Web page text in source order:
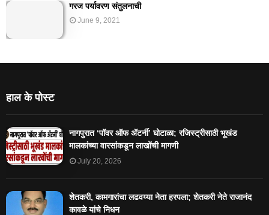
गरज पर्यावरण संतुलनाची
June 9, 2021
हाल के पोस्ट
नागपुरात ‘पॉवर ऑफ ॲटर्नी’ घोटाळा; रजिस्ट्रीसाठी भूखंड
मालकांच्या वारसांकडून लाखोंची मागणी
July 20, 2026
शेतकरी, कामगारांचा लढवय्या नेता हरपला; शेतकरी नेते राजानंद
कावळे यांचे निधन